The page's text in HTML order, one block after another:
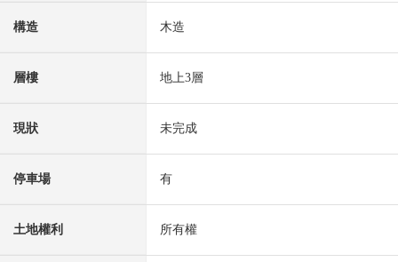
構造 木造
層樓 地上3層
現狀 未完成
停車場 有
土地權利 所有權